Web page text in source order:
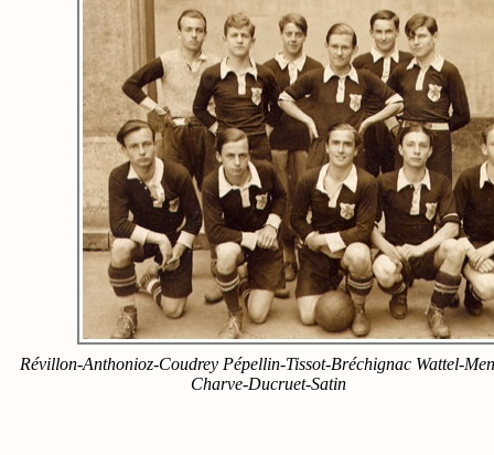
Révillon-Anthonioz-Coudrey Pépellin-Tissot-Bréchignac Wattel-
Charve-Ducruet-Satin